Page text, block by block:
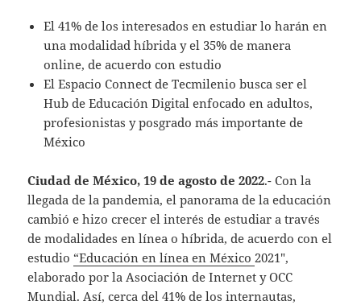
El 41% de los interesados en estudiar lo harán en
una modalidad híbrida y el 35% de manera
online, de acuerdo con estudio
El Espacio Connect de Tecmilenio busca ser el
Hub de Educación Digital enfocado en adultos,
profesionistas y posgrado más importante de
México
Ciudad de México, 19 de agosto de 2022.- Con la
llegada de la pandemia, el panorama de la educación
cambió e hizo crecer el interés de estudiar a través
de modalidades en línea o híbrida, de acuerdo con el
estudio “Educación en línea en México 2021″,
elaborado por la Asociación de Internet y OCC
Mundial. Así, cerca del 41% de los internautas,